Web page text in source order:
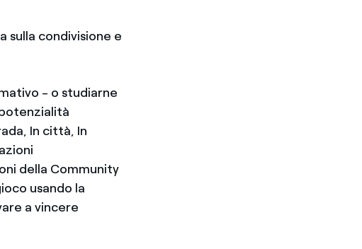
sulla condivisione e
- o studiarne
In città, In
della Community
usando la
a vincere